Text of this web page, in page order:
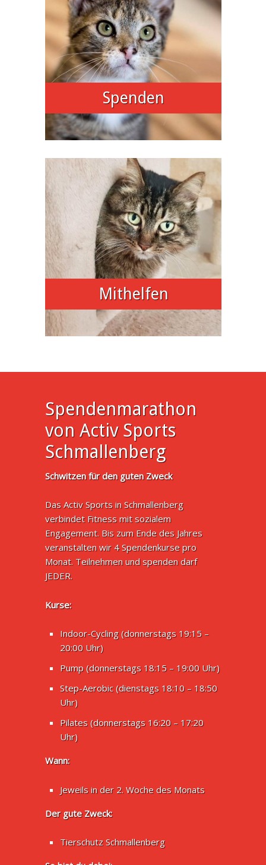
Spenden
Mithelfen
Spendenmarathon
von Activ Sports
Schmallenberg
Schwitzen für den guten Zweck
Das Activ Sports in Schmallenberg
verbindet Fitness mit sozialem
Engagement. Bis zum Ende des Jahres
veranstalten wir 4 Spendenkurse pro
Monat. Teilnehmen und spenden darf
JEDER.
Kurse:
Indoor-Cycling (donnerstags 19:15 –
20:00 Uhr)
Pump (donnerstags 18:15 – 19:00 Uhr)
Step-Aerobic (dienstags 18:10 – 18:50
Uhr)
Pilates (donnerstags 16:20 – 17:20
Uhr)
Wann:
Jeweils in der 2. Woche des Monats
Der gute Zweck:
Tierschutz Schmallenberg